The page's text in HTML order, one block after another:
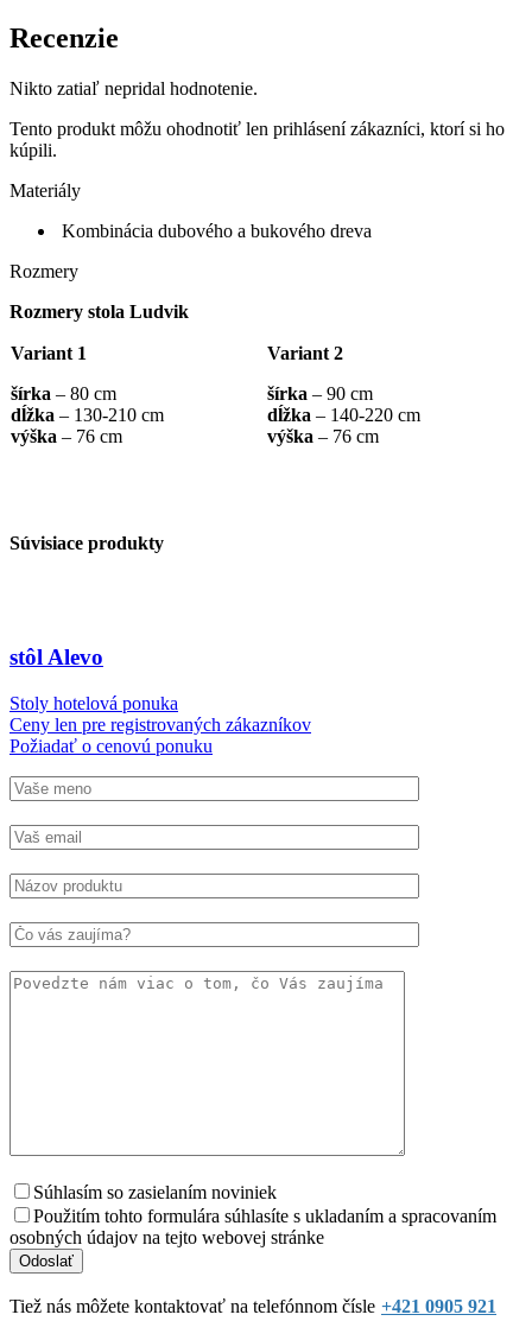
Recenzie
Nikto zatiaľ nepridal hodnotenie.
Tento produkt môžu ohodnotiť len prihlásení zákazníci, ktorí si ho
kúpili.
Materiály
Kombinácia dubového a bukového dreva
Rozmery
Rozmery stola Ludvik
Variant 1
šírka – 80 cm
dĺžka – 130-210 cm
výška – 76 cm
Variant 2
šírka – 90 cm
dĺžka – 140-220 cm
výška – 76 cm
Súvisiace produkty
stôl Alevo
Stoly hotelová ponuka
Ceny len pre registrovaných zákazníkov
Požiadať o cenovú ponuku
Súhlasím so zasielaním noviniek
Použitím tohto formulára súhlasíte s ukladaním a spracovaním
osobných údajov na tejto webovej stránke
Tiež nás môžete kontaktovať na telefónnom čísle +421 0905 921